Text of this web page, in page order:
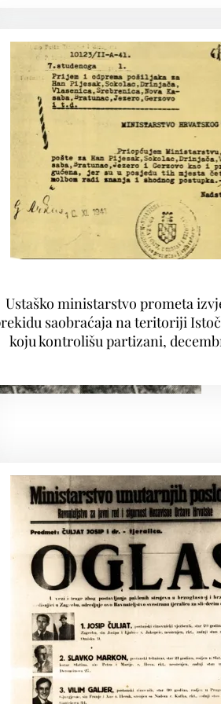
Ustaško ministarstvo prometa
saobraćaja na teritoriji
koju kontrolišu partizani,